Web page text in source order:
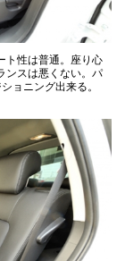
ト性は普通。座り心
ンスは悪くない。パ
ョニング出来る。